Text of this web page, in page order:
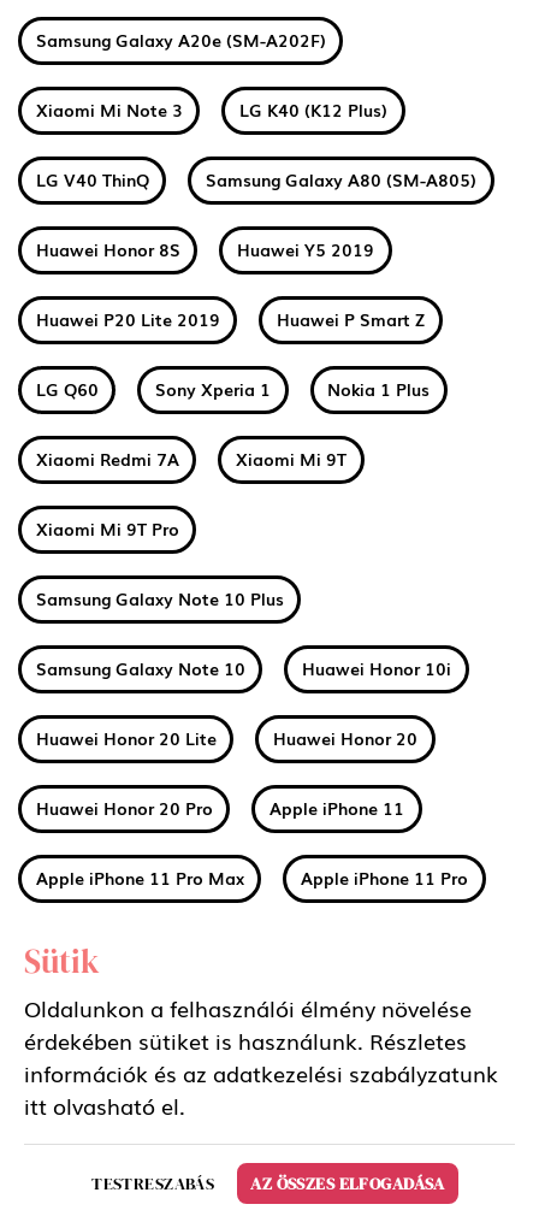
Samsung Galaxy A20e (SM-A202F)
Xiaomi Mi Note 3 LG K40 (K12 Plus)
LG V40 ThinQ Samsung Galaxy A80 (SM-A805)
Huawei Honor 8S Huawei Y5 2019
Huawei P20 Lite 2019 Huawei P Smart Z
LG Q60 Sony Xperia 1 Nokia 1 Plus
Xiaomi Redmi 7A Xiaomi Mi 9T
Xiaomi Mi 9T Pro
Samsung Galaxy Note 10 Plus
Samsung Galaxy Note 10 Huawei Honor 10i
Huawei Honor 20 Lite Huawei Honor 20
Huawei Honor 20 Pro Apple iPhone 11
Apple iPhone 11 Pro Max Apple iPhone 11 Pro
Huawei Mate 30
Nokia 2 2019 (2.2) Nokia 3 2019 (3.2)
Nokia 4 2019 (4.2) Sony Xperia 5
Samsung Galaxy Tab S6 10.5 LTE
Sütik
Oldalunkon a felhasználói élmény növelése
érdekében sütiket is használunk. Részletes
információk és az adatkezelési szabályzatunk
itt olvasható el.
TESTRESZABÁS AZ ÖSSZES ELFOGADÁSA